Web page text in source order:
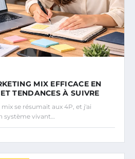
MIX EFFICACE EN
TENDANCES À SUIVRE
se résumait aux 4P, et j'ai
système vivant…